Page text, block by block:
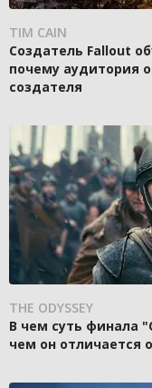
TIM CAIN
Создатель Fallout
почему аудитория
создателя
THE ODYSSEY
В чем суть финала
чем он отличается